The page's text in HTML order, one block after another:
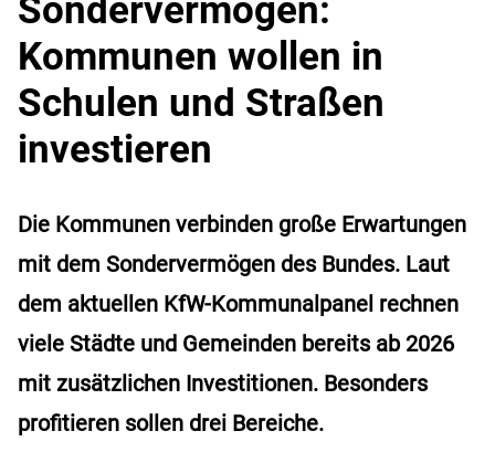
Sondervermögen:
Kommunen wollen in
Schulen und Straßen
investieren
Die Kommunen verbinden große Erwartungen
mit dem Sondervermögen des Bundes. Laut
dem aktuellen KfW-Kommunalpanel rechnen
viele Städte und Gemeinden bereits ab 2026
mit zusätzlichen Investitionen. Besonders
profitieren sollen drei Bereiche.